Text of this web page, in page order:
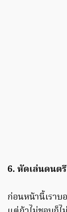
6. หัดเล่นดนตรี
ก่อนหน้านี้เรา